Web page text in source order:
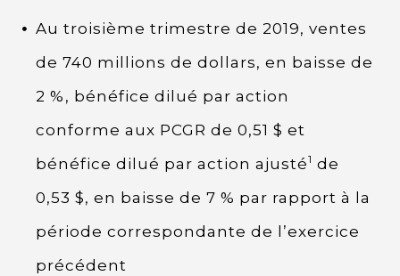
Au troisième trimestre de 2019, ventes
de 740 millions de dollars, en baisse de
2 %, bénéfice dilué par action
conforme aux PCGR de 0,51 $ et
bénéfice dilué par action ajusté1 de
0,53 $, en baisse de 7 % par rapport à la
période correspondante de l’exercice
précédent